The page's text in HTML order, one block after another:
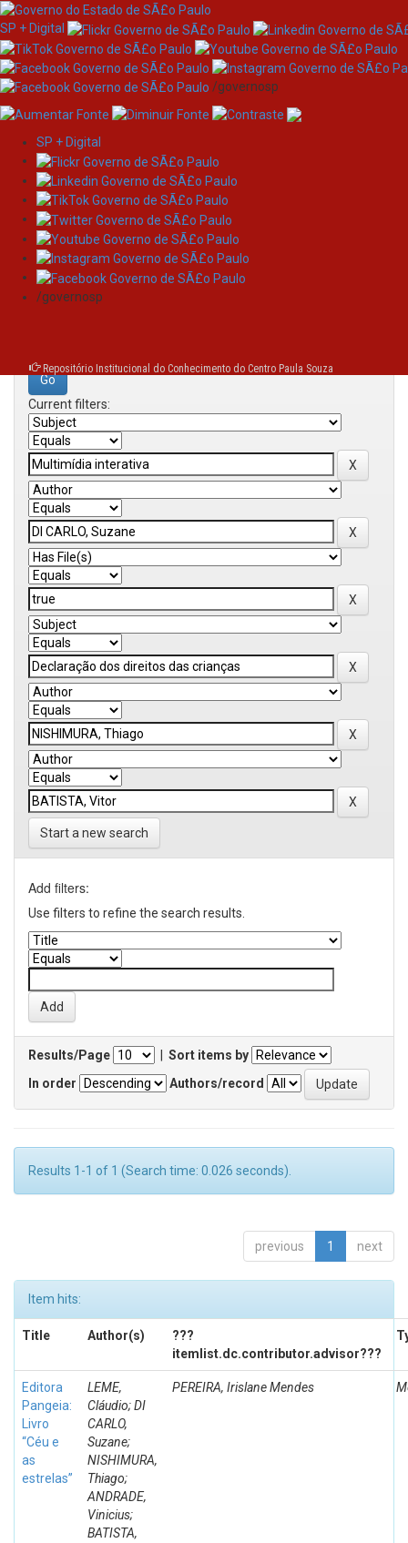
Skip
navigation
SP + Digital
/governosp
SP + Digital
/governosp
Repositório Institucional do Conhecimento do Centro Paula Souza
Search
Search:
Current filters:
Start a new search
Add filters:
Use filters to refine the search results.
Results/Page
Sort items by
In order
Authors/record
Results 1-1 of 1 (Search time: 0.026 seconds).
previous 1 next
Item hits:
Title Author(s)
???
itemlist.dc.contributor.advisor???
Editora
Pangeia:
Livro
“Céu e
as
estrelas”
LEME,
Cláudio; DI
CARLO,
Suzane;
NISHIMURA,
Thiago;
ANDRADE,
Vinicius;
BATISTA,
PEREIRA, Irislane Mendes